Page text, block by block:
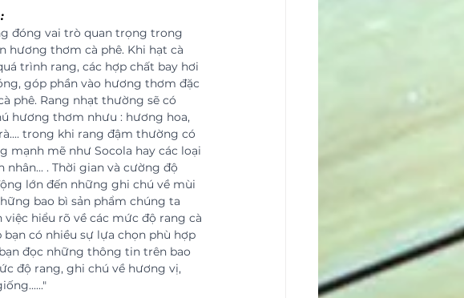
đóng vai trò quan trọng trong
hương thơm cà phê. Khi hạt cà
trình rang, các hợp chất bay hơi
góp phần vào hương thơm đặc
phê. Rang nhạt thường sẽ có
hương thơm nhưu : hương hoa,
trong khi rang đậm thường có
mạnh mẽ như Socola hay các loại
nhân... . Thời gian và cường độ
lớn đến những ghi chú về mùi
bao bì sản phẩm chúng ta
việc hiểu rõ về các mức độ rang cà
bạn có nhiều sự lựa chọn phù hợp
đọc những thông tin trên bao
độ rang, ghi chú về hương vị,